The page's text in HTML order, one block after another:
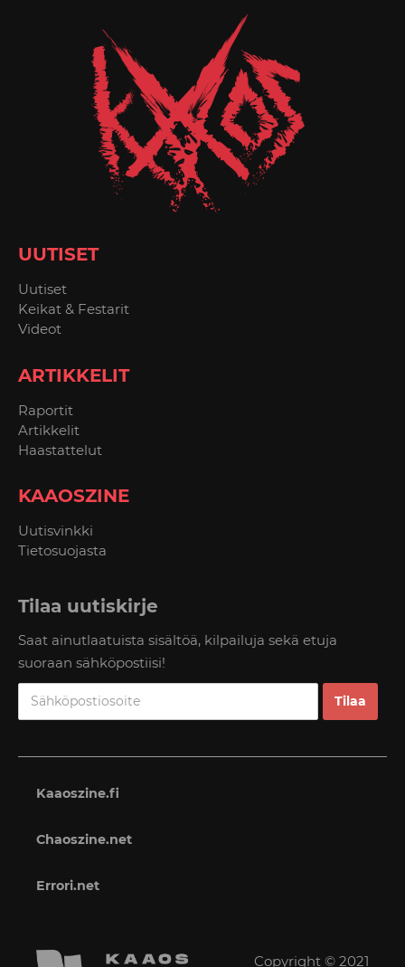
UUTISET
Uutiset
Keikat & Festarit
Videot
ARTIKKELIT
Raportit
Artikkelit
Haastattelut
KAAOSZINE
Uutisvinkki
Tietosuojasta
Tilaa uutiskirje
Saat ainutlaatuista sisältöä, kilpailuja sekä etuja
suoraan sähköpostiisi!
Kaaoszine.fi
Chaoszine.net
Errori.net
Copyright © 2021